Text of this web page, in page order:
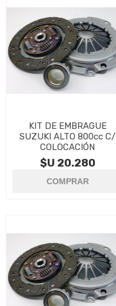
KIT DE EMBRAGUE
SUZUKI ALTO 800cc C/
COLOCACIÓN
$U 20.280